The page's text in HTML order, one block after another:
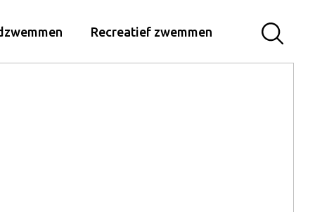
Recreatief zwemmen